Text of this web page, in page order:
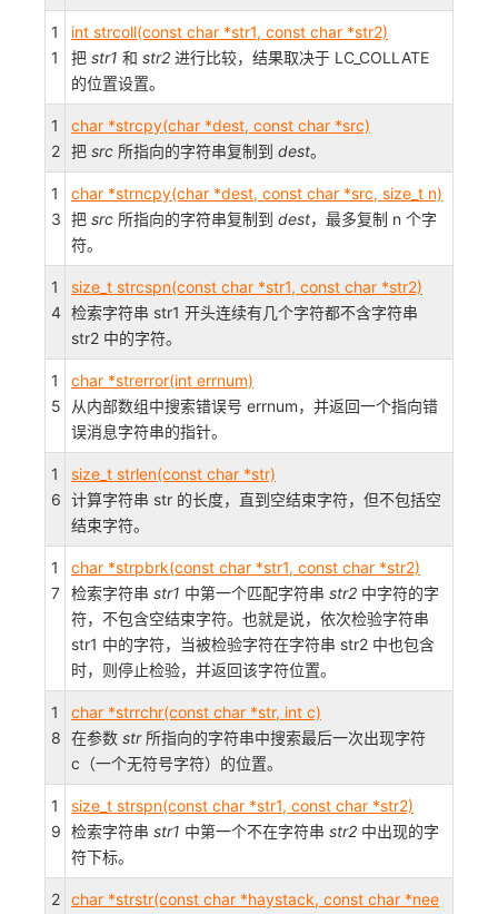
1
1
int strcoll(const char *str1, const char *str2)
把 str1 和 str2 进行比较，结果取决于 LC_COLLATE
的位置设置。
1
2
char *strcpy(char *dest, const char *src)
把 src 所指向的字符串复制到 dest。
1
3
char *strncpy(char *dest, const char *src, size_t n)
把 src 所指向的字符串复制到 dest，最多复制 n 个字
符。
1
4
size_t strcspn(const char *str1, const char *str2)
检索字符串 str1 开头连续有几个字符都不含字符串
str2 中的字符。
1
5
char *strerror(int errnum)
从内部数组中搜索错误号 errnum，并返回一个指向错
误消息字符串的指针。
1
6
size_t strlen(const char *str)
计算字符串 str 的长度，直到空结束字符，但不包括空
结束字符。
1
7
char *strpbrk(const char *str1, const char *str2)
检索字符串 str1 中第一个匹配字符串 str2 中字符的字
符，不包含空结束字符。也就是说，依次检验字符串
str1 中的字符，当被检验字符在字符串 str2 中也包含
时，则停止检验，并返回该字符位置。
1
8
char *strrchr(const char *str, int c)
在参数 str所指向的字符串中搜索最后一次出现字符
c（一个无符号字符）的位置。
1
9
size_t strspn(const char *str1, const char *str2)
检索字符串 str1 中第一个不在字符串 str2 中出现的字
符下标。
2 char *strstr(const char *haystack, const char *nee